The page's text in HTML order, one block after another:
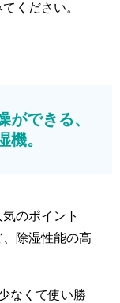
ください。
ができる、
機。
気のポイント
除湿性能の高
なくて使い勝